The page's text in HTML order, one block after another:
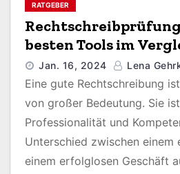
RATGEBER
besten Tools im
Jan. 16, 2024 Lena
Eine gute Rechtschreibung
von großer Bedeutung. Sie
Professionalität und
Unterschied zwischen einem
einem erfolglosen Geschäft